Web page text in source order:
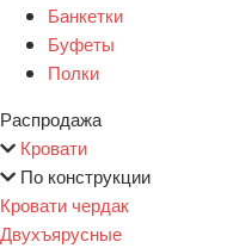
Банкетки
Буфеты
Полки
Распродажа
Кровати
По конструкции
Кровати чердак
Двухъярусные